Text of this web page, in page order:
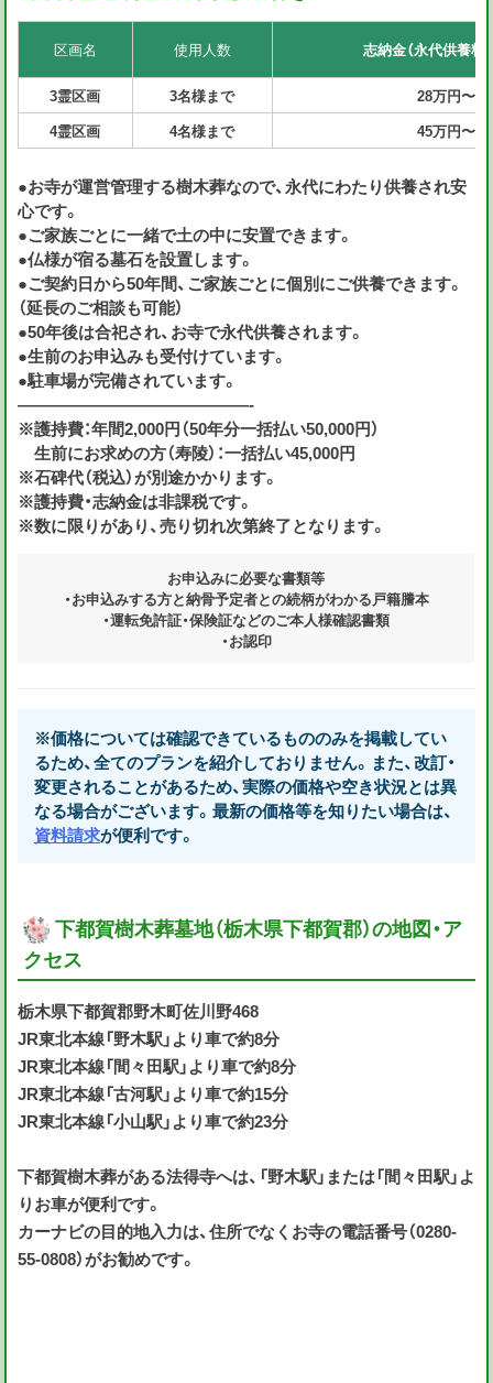
区画名 使用人数 志納金（永代供養料
3霊区画 3名様まで
28万円〜
4霊区画
4名様まで 45万円〜
●お寺が運営管理する樹木葬なので、永代にわたり供養され安
心です。
●ご家族ごとに一緒で土の中に安置できます。
●仏様が宿る墓石を設置します。
●ご契約日から50年間、ご家族ごとに個別にご供養できます。
（延長のご相談も可能）
●50年後は合祀され、お寺で永代供養されます。
●生前のお申込みも受付けています。
●駐車場が完備されています。
——————————————-
※護持費：年間2,000円（50年分一括払い50,000円）
生前にお求めの方（寿陵）：一括払い45,000円
※石碑代（税込）が別途かかります。
※護持費・志納金は非課税です。
※数に限りがあり、売り切れ次第終了となります。
お申込みに必要な書類等
・お申込みする方と納骨予定者との続柄がわかる戸籍謄本
・運転免許証・保険証などのご本人様確認書類
・お認印
※価格については確認できているもののみを掲載してい
るため、全てのプランを紹介しておりません。また、改訂・
変更されることがあるため、実際の価格や空き状況とは異
なる場合がございます。最新の価格等を知りたい場合は、
資料請求が便利です。
下都賀樹木葬墓地（栃木県下都賀郡）の地図・ア
クセス
栃木県下都賀郡野木町佐川野468
JR東北本線「野木駅」より車で約8分
JR東北本線「間々田駅」より車で約8分
JR東北本線「古河駅」より車で約15分
JR東北本線「小山駅」より車で約23分
下都賀樹木葬がある法得寺へは、「野木駅」または「間々田駅」よ
りお車が便利です。
カーナビの目的地入力は、住所でなくお寺の電話番号（0280-
55-0808）がお勧めです。